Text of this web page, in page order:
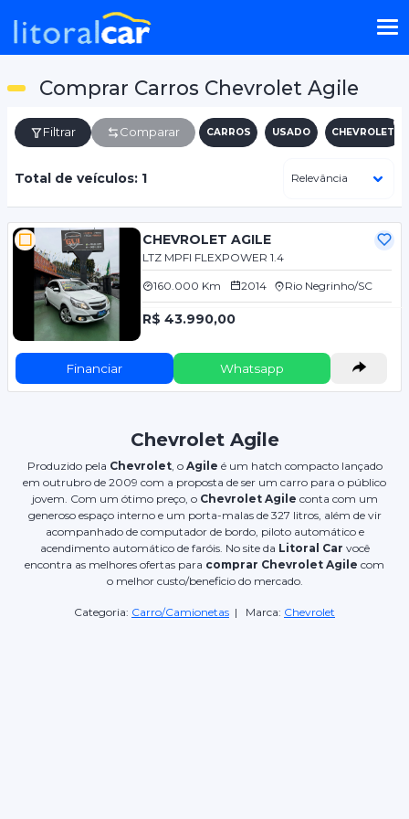
Comprar Carros Chevrolet Agile
Filtrar Comparar CARROS USADO CHEVROLET
Total de veículos: 1
CHEVROLET AGILE
LTZ MPFI FLEXPOWER 1.4
160.000 Km 2014 Rio Negrinho/SC
R$ 43.990,00
Financiar Whatsapp
Chevrolet Agile
Produzido pela Chevrolet, o Agile é um hatch compacto lançado
em outrubro de 2009 com a proposta de ser um carro para o público
jovem. Com um ótimo preço, o Chevrolet Agile conta com um
generoso espaço interno e um porta-malas de 327 litros, além de vir
acompanhado de computador de bordo, piloto automático e
acendimento automático de faróis. No site da Litoral Car você
encontra as melhores ofertas para comprar Chevrolet Agile com
o melhor custo/beneficio do mercado.
Categoria: Carro/Camionetas | Marca: Chevrolet